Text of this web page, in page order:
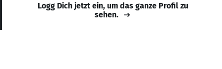
Logg Dich jetzt ein, um das ganze Profil zu
sehen.